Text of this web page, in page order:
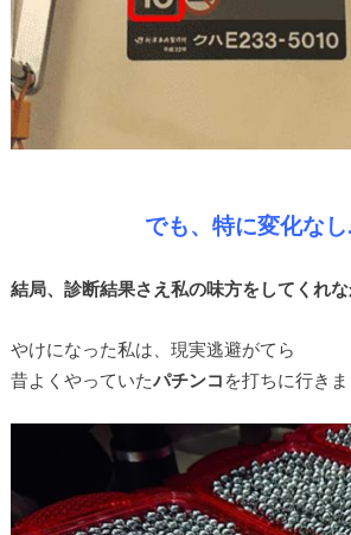
でも、特に変化なし
結局、診断結果さえ私の味方をしてくれな
やけになった私は、現実逃避がてら
昔よくやっていたパチンコ を打ちに行きま